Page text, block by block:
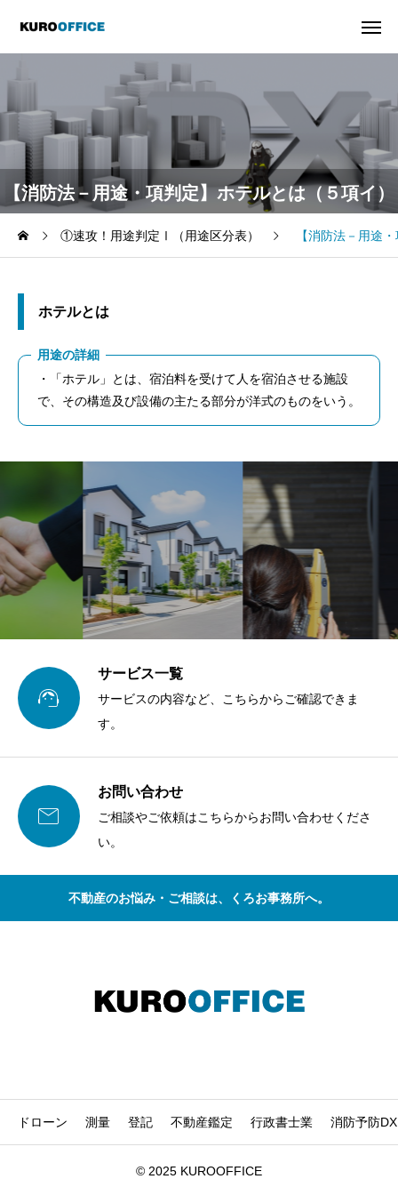
【消防法－用途・項判定】ホテルとは（５項イ）
①速攻！用途判定Ⅰ（用途区分表） 【消防法－用途
ホテルとは
用途の詳細
・「ホテル」とは、宿泊料を受けて人を宿泊させる施設
で、その構造及び設備の主たる部分が洋式のものをいう。

サービス一覧
サービスの内容など、こちらからご確認できま
す。

お問い合わせ
ご相談やご依頼はこちらからお問い合わせくださ
い。
不動産のお悩み・ご相談は、くろお事務所へ。
ドローン 測量 登記 不動産鑑定 行政書士業 消防予防
© 2025 KUROOFFICE